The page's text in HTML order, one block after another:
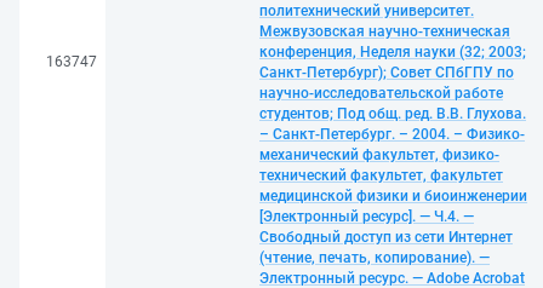
163747
политехнический университет.
Межвузовская научно-техническая
конференция, Неделя науки (32; 2003;
Санкт-Петербург); Совет СПбГПУ по
научно-исследовательской работе
студентов; Под общ. ред. В.В. Глухова.
– Санкт-Петербург. – 2004. – Физико-
механический факультет, физико-
технический факультет, факультет
медицинской физики и биоинженерии
[Электронный ресурс]. — Ч.4. —
Свободный доступ из сети Интернет
(чтение, печать, копирование). —
Электронный ресурс. — Adobe Acrobat